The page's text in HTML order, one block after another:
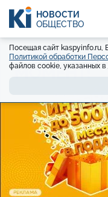
НОВОСТИ
ОБЩЕСТВО
Посещая сайт kaspyinfo.ru,
Политикой обработки
файлов cookie, указанных